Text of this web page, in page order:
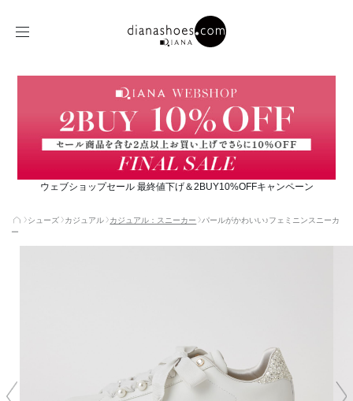
ウェブショップセール 最終値下げ＆2BUY10%OFFキャンペーン
シューズ カジュアル カジュアル：スニーカー
パールがかわいい♪フェミニンスニーカ
ー